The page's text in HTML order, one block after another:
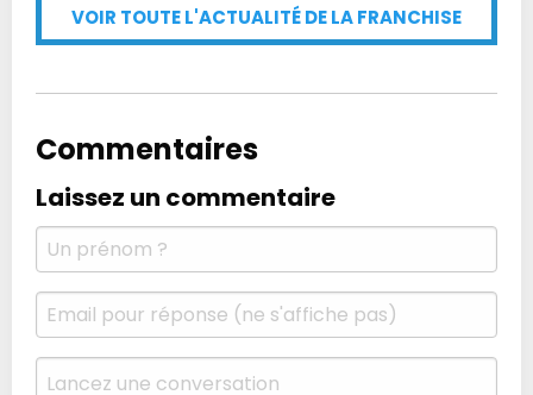
VOIR TOUTE L'ACTUALITÉ DE LA FRANCHISE
Commentaires
Laissez un commentaire